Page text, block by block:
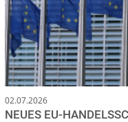
02.07.2026
NEUES EU-